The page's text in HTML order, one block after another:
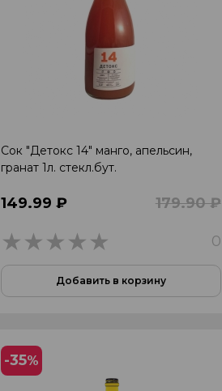
Сок "Детокс 14" манго, апельсин,
гранат 1л. стекл.бут.
149.99 ₽ 179.90 ₽
0
Добавить в корзину
-35%